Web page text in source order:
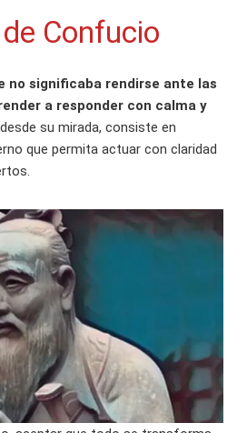
Confucio
no significaba rendirse ante las
a responder con calma y
su mirada, consiste en
que permita actuar con claridad